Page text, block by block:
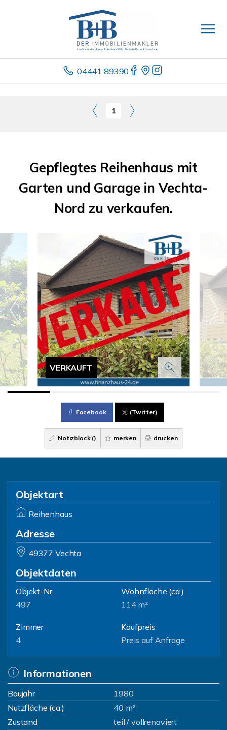
04441 89390
1
Gepflegtes Reihenhaus mit
Garten und Garage in Vechta-
Nord zu verkaufen.
VERKAUFT
Facebook (Twitter)
Notizblock () merken drucken
Objektart
Reihenhaus
Adresse
49377 Vechta
Objektdaten
Objekt-Nr.
497
Wohnfläche (ca.)
114 m²
Zimmer
4
Kaufpreis
Preis auf Anfrage
Informationen
Baujahr
1980
Nutzfläche (ca.)
40 m²
Zustand
teil / vollrenoviert